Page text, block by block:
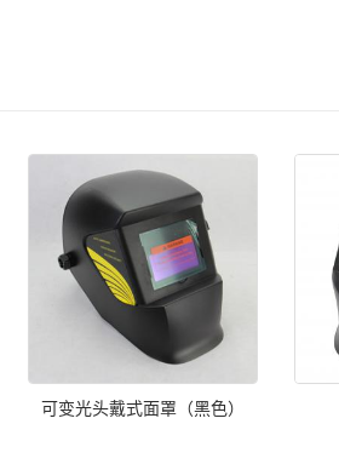
可变光头戴式面罩（黑色）